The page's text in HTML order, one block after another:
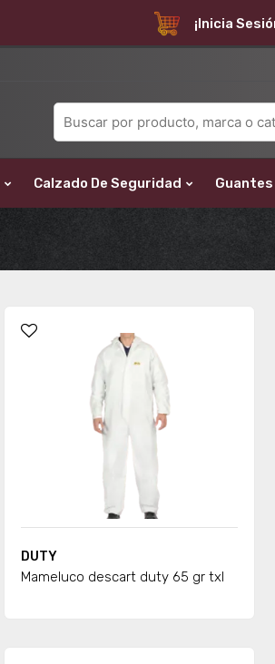
¡Inicia
Calzado De Seguridad Guantes
DUTY
Mameluco descart duty 65 gr txl